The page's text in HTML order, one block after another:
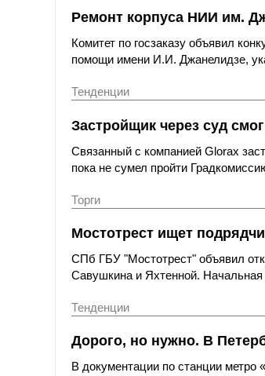
Ремонт корпуса НИИ им.
Комитет по госзаказу объявил
помощи имени И.И. Джанелидзе,
Тенденции
Застройщик через суд
Связанный с компанией Glorax
пока не сумел пройти
Торги
Мостотрест ищет
СПб ГБУ "Мостотрест" объявил
Савушкина и Яхтенной. Начальная
Тенденции
Дорого, но нужно. В
В документации по станции